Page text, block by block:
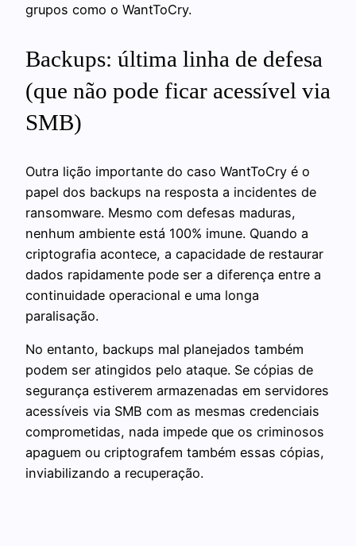
grupos como o WantToCry.
Backups: última linha de defesa
(que não pode ficar acessível via
SMB)
Outra lição importante do caso WantToCry é o
papel dos backups na resposta a incidentes de
ransomware. Mesmo com defesas maduras,
nenhum ambiente está 100% imune. Quando a
criptografia acontece, a capacidade de restaurar
dados rapidamente pode ser a diferença entre a
continuidade operacional e uma longa
paralisação.
No entanto, backups mal planejados também
podem ser atingidos pelo ataque. Se cópias de
segurança estiverem armazenadas em servidores
acessíveis via SMB com as mesmas credenciais
comprometidas, nada impede que os criminosos
apaguem ou criptografem também essas cópias,
inviabilizando a recuperação.